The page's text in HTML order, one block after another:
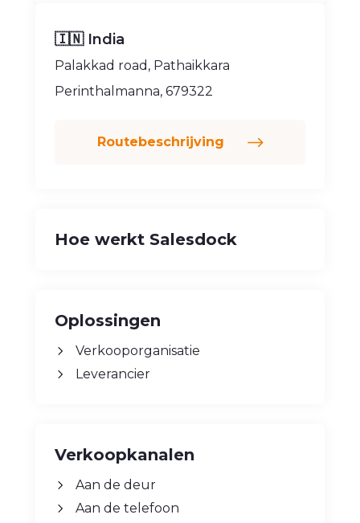
🇮🇳 India
Palakkad road, Pathaikkara
Perinthalmanna, 679322
Routebeschrijving
Hoe werkt Salesdock
Oplossingen
Verkooporganisatie
Leverancier
Verkoopkanalen
Aan de deur
Aan de telefoon